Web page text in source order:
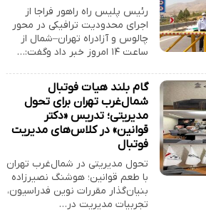
رئیس پلیس راه راهور فراجا از
اجرای محدودیت ترافیکی در محور
چالوس و آزادراه تهران–شمال از
ساعت ۱۴ امروز خبر داد وگفت:…
گام بلند هیات فوتبال
شمال‌غرب تهران برای تحول
مدیریتی؛ تدریس «دکتر
قوانین» در کلاس‌های مدیریت
فوتبال
تحول مدیریتی در شمال‌غرب تهران
با طعم قوانین؛ هوشنگ نصیرزاده
بنیان‌گذار مقررات نوین فدراسیون،
تجربیات مدیریت در…